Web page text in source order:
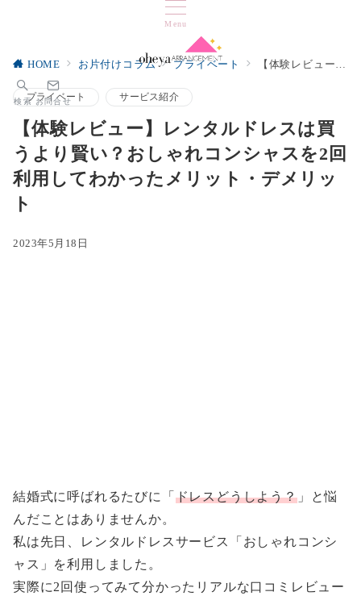
Menu
検索 お問合せ
HOME お片付けコラム プライベート 【体験レビュー】レンタルドレスは買うより賢い？おしゃれコンシャスを2回利用してわかったメリット・デメリット
プライベート サービス紹介
【体験レビュー】レンタルドレスは買
うより賢い？おしゃれコンシャスを2回
利用してわかったメリット・デメリッ
ト
2023年5月18日
結婚式に呼ばれるたびに「 ドレスどうしよう？」と悩
んだことはありませんか。
私は先日、レンタルドレスサービス「おしゃれコンシ
ャス」を利用しました。
実際に2回使ってみて分かったリアルな口コミレビュー